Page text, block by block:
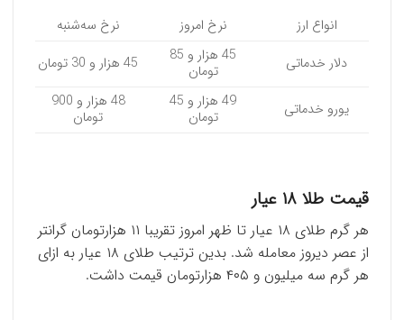
انواع ارز نرخ امروز
نرخ سه‌شنبه
دلار خدماتی
45 هزار و 85
تومان 45 هزار و 30 تومان
یورو خدماتی 49 هزار و 45
تومان
48 هزار و 900
تومان
قیمت طلا ۱۸ عیار
هر گرم طلای ۱۸ عیار تا ظهر امروز تقریبا ۱۱ هزارتومان گرانتر
از عصر دیروز معامله شد. بدین ترتیب طلای ۱۸ عیار به ازای
هر گرم سه میلیون و ۴۰۵ هزارتومان قیمت داشت.